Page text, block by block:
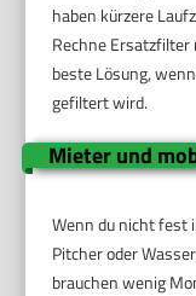
haben kürzere
Rechne
beste Lösung,
gefiltert wird.
Mieter und
Wenn du nicht fest
Pitcher oder
brauchen wenig